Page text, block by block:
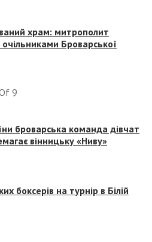
храм: митрополит
очільниками Броварської
9
броварська команда дівчат
вінницьку «Ниву»
боксерів на турнір в Білій